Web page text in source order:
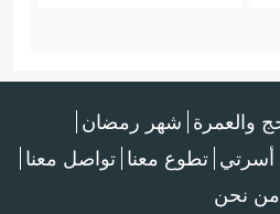
والعمرة شهر رمضان
تطوع معنا تواصل معنا
من نحن